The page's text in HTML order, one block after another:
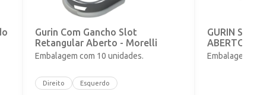
Gurin Com Gancho Slot
Retangular Aberto - Morelli
Embalagem com 10 unidades.
Direito Esquerdo
GURIN SLOT
ABERTO -
Embalagem com